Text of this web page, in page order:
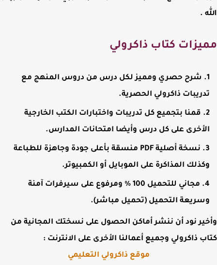
.
كتاب ذاكرولي
شرح حصري ومميز لكل درس من دروس المنهج مع
ذاكرولي الحصرية.
قمنا بتجميع كل تدريبات واختبارات الكتب الخارجية
على كل درس وأيضا امتحانات المدارس.
نسخة أصلية PDF منسقة بأعلى جودة وجاهزة للطباعة
المذاكرة على الموبايل أو الكمبيوتر.
مجاني للتحميل 100 % ومرفوع على سيرفرات آمنة
التحميل (تحميل مباشر).
نود أن ننشر أماكن الحصول على نسختك المجانية من
ذاكرولي وجميع أعمالنا الأخرى على الانترنت :
موقع ذاكرولي التعليمي